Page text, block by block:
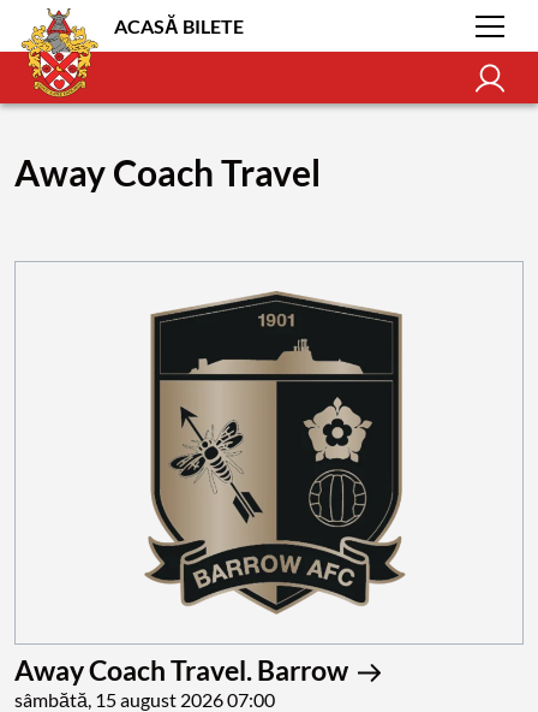
ACASĂ BILETE
Away Coach Travel
Away Coach Travel. Barrow
sâmbătă, 15 august 2026 07:00